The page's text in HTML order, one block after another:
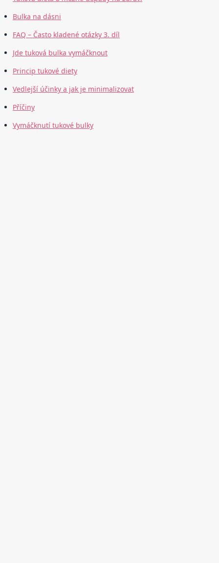
Bulka na dásni
FAQ – Často kladené otázky 3. díl
Jde tuková bulka vymáčknout
Princip tukové diety
Vedlejší účinky a jak je minimalizovat
Příčiny
Vymáčknutí tukové bulky